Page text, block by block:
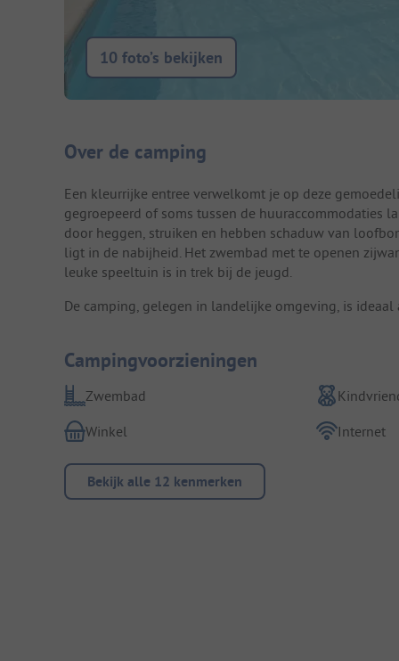
10 foto’s bekijken
Camping introductie
Over de camping
Een kleurrijke entree verwelkomt je op deze
gegroepeerd of soms tussen de huuraccommodaties
door heggen, struiken en hebben schaduw van
ligt in de nabijheid. Het zwembad met te openen
leuke speeltuin is in trek bij de jeugd.
De camping, gelegen in landelijke omgeving, is
Campingvoorzieningen
Zwembad
Winkel
Internet
Bekijk alle 12 kenmerken